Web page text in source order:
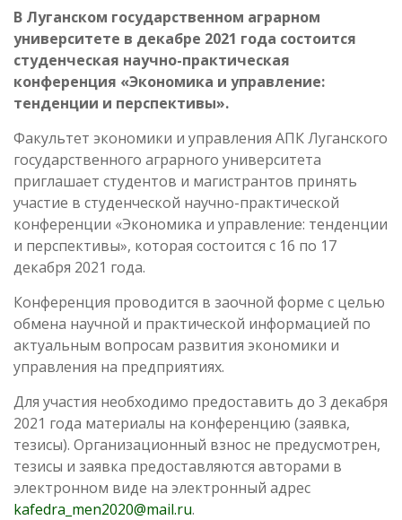
В Луганском государственном аграрном
университете в декабре 2021 года состоится
студенческая научно-практическая
конференция «Экономика и управление:
тенденции и перспективы».
Факультет экономики и управления АПК Луганского
государственного аграрного университета
приглашает студентов и магистрантов принять
участие в студенческой научно-практической
конференции «Экономика и управление: тенденции
и перспективы», которая состоится с 16 по 17
декабря 2021 года.
Конференция проводится в заочной форме с целью
обмена научной и практической информацией по
актуальным вопросам развития экономики и
управления на предприятиях.
Для участия необходимо предоставить до 3 декабря
2021 года материалы на конференцию (заявка,
тезисы). Организационный взнос не предусмотрен,
тезисы и заявка предоставляются авторами в
электронном виде на электронный адрес
kafedra_men2020@mail.ru.